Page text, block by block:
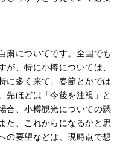
粛についてです。全国でも
、特に小樽については、
に多く来て、春節とかでは
先ほどは「今後を注視」と
合、小樽観光についての懸
た、これからになるかと思
の要望などは、現時点で想